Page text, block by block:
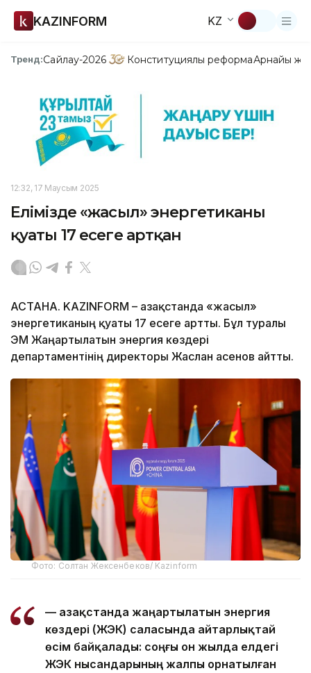
KAZINFORM KZ
Тренд:Сайлау-2026 Конституциялық реформаАрнайы
12:32, 17 Маусым 2025
Елімізде «жасыл» энергетиканың
қуаты 17 есеге артқан
АСТАНА. KAZINFORM – Қазақстанда «жасыл»
энергетиканың қуаты 17 есеге артты. Бұл туралы
ЭМ Жаңартылатын энергия көздері
департаментінің директоры Жаслан Қасенов айтты.
Фото: Солтан Жексенбеков/ Kazinform
— Қазақстанда жаңартылатын энергия
көздері (ЖЭК) саласында айтарлықтай
өсім байқалады: соңғы он жылда елдегі
ЖЭК нысандарының жалпы орнатылған